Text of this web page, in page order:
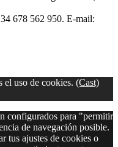
678 562 950. E-mail:
el uso de cookies. (Cast)
configurados para "permitir
de navegación posible.
tus ajustes de cookies o